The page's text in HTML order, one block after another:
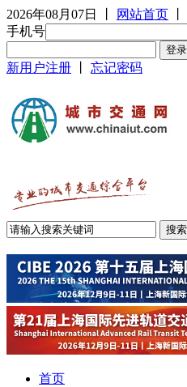
2026年08月07日 网站首页
手机号
新用户注册 忘记密码
首页